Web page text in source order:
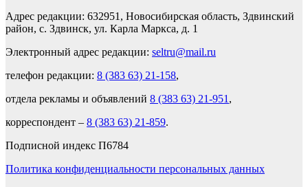
Адрес редакции: 632951, Новосибирская область, Здвинский
район, с. Здвинск, ул. Карла Маркса, д. 1
Электронный адрес редакции: seltru@mail.ru
телефон редакции: 8 (383 63) 21-158,
отдела рекламы и объявлений 8 (383 63) 21-951 ,
корреспондент – 8 (383 63) 21-859.
Подписной индекс П6784
Политика конфиденциальности персональных данных